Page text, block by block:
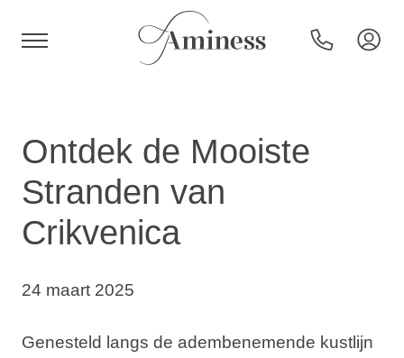
Hotels en resorts
Ontdek de Mooiste
Stranden van
Crikvenica
24 maart 2025
Genesteld langs de adembenemende kustlijn